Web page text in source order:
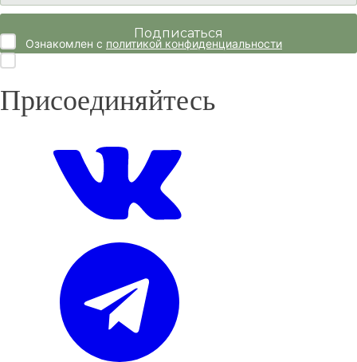
Ознакомлен с политикой конфиденциальности
Присоединяйтесь